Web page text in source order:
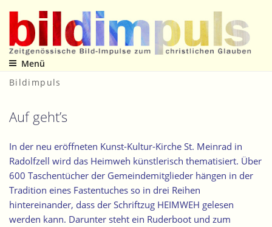
Inhalt
springen
Zeitgenössische Bild-Impulse zum christlichen Glauben
Menü
Bildimpuls
Auf geht’s
In der neu eröffneten Kunst-Kultur-Kirche St. Meinrad in
Radolfzell wird das Heimweh künstlerisch thematisiert. Über
600 Taschentücher der Gemeindemitglieder hängen in der
Tradition eines Fastentuches so in drei Reihen
hintereinander, dass der Schriftzug HEIMWEH gelesen
werden kann. Darunter steht ein Ruderboot und zum